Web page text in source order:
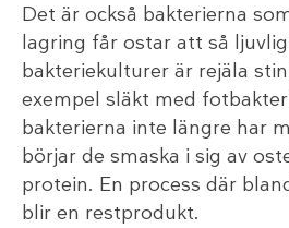
Det är också bakterierna
lagring får ostar att så ljuvligt
bakteriekulturer är rejäla
exempel släkt med
bakterierna inte längre har
börjar de smaska i sig av
protein. En process där
blir en restprodukt.